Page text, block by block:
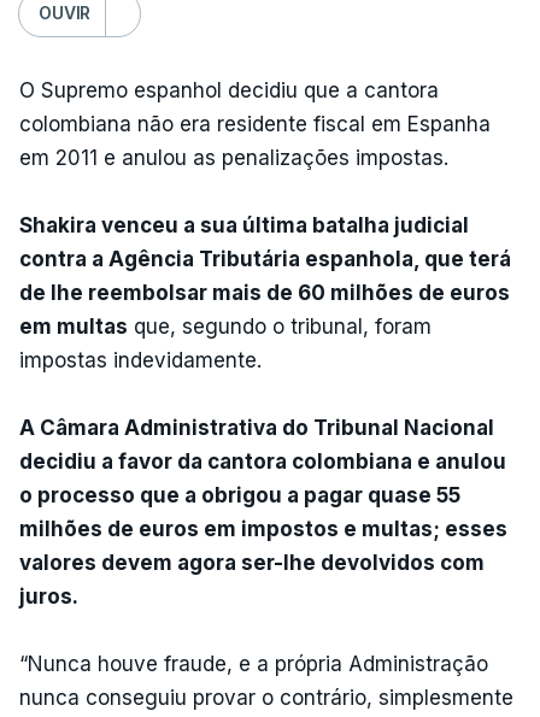
OUVIR
O Supremo espanhol decidiu que a cantora
colombiana não era residente fiscal em Espanha
em 2011 e anulou as penalizações impostas.
Shakira venceu a sua última batalha judicial
contra a Agência Tributária espanhola, que terá
de lhe reembolsar mais de 60 milhões de euros
em multas que, segundo o tribunal, foram
impostas indevidamente.
A Câmara Administrativa do Tribunal Nacional
decidiu a favor da cantora colombiana e anulou
o processo que a obrigou a pagar quase 55
milhões de euros em impostos e multas; esses
valores devem agora ser-lhe devolvidos com
juros.
“Nunca houve fraude, e a própria Administração
nunca conseguiu provar o contrário, simplesmente